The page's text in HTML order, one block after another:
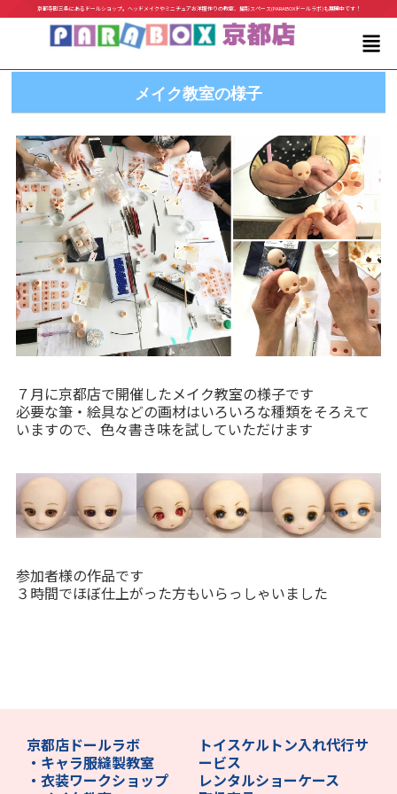
京都寺町三条にあるドールショップ。ヘッドメイクやミニチュアお洋服作りの教室、撮影スペース(PARABOXドールラボ)も展開中です！
メイク教室の様子
７月に京都店で開催したメイク教室の様子です
必要な筆・絵具などの画材はいろいろな種類をそろえて
いますので、色々書き味を試していただけます
参加者様の作品です
３時間でほぼ仕上がった方もいらっしゃいました
京都店ドールラボ
・キャラ服縫製教室
・衣装ワークショップ
トイスケルトン入れ代行サ
ービス
レンタルショーケース